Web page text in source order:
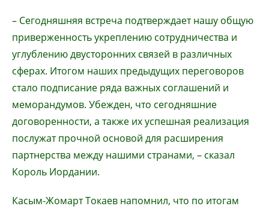
– Сегодняшняя встреча подтверждает нашу общую
приверженность укреплению сотрудничества и
углублению двусторонних связей в различных
сферах. Итогом наших предыдущих переговоров
стало подписание ряда важных соглашений и
меморандумов. Убежден, что сегодняшние
договоренности, а также их успешная реализация
послужат прочной основой для расширения
партнерства между нашими странами, – сказал
Король Иордании.
Касым-Жомарт Токаев напомнил, что по итогам